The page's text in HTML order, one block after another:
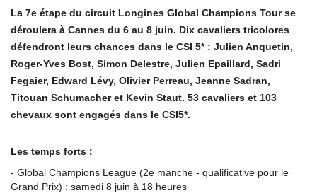
La 7e étape du circuit Longines Global Champions Tour se
déroulera à Cannes du 6 au 8 juin. Dix cavaliers tricolores
défendront leurs chances dans le CSI 5* : Julien Anquetin,
Roger-Yves Bost, Simon Delestre, Julien Epaillard, Sadri
Fegaier, Edward Lévy, Olivier Perreau, Jeanne Sadran,
Titouan Schumacher et Kevin Staut. 53 cavaliers et 103
chevaux sont engagés dans le CSI5*.
Les temps forts :
- Global Champions League (2e manche - qualificative pour le
Grand Prix) : samedi 8 juin à 18 heures